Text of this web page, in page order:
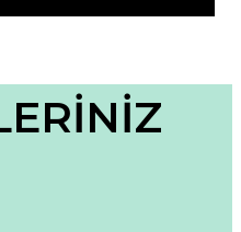
ederiz.
görüntülenemiyor.
bulunuyor.